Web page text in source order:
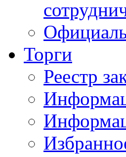
Торги
Реестр